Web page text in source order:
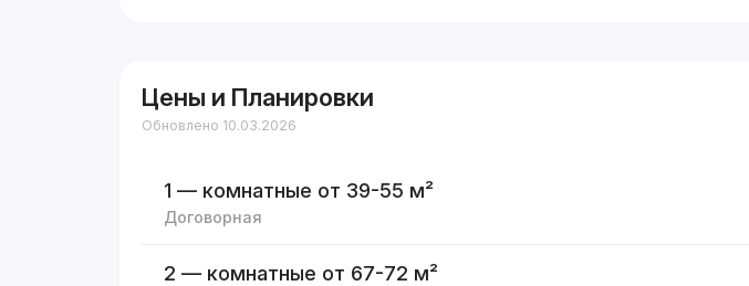
Цены и Планировки
Обновлено 10.03.2026
1 — комнатные от 39-55 м²
Договорная
2 — комнатные от 67-72 м²